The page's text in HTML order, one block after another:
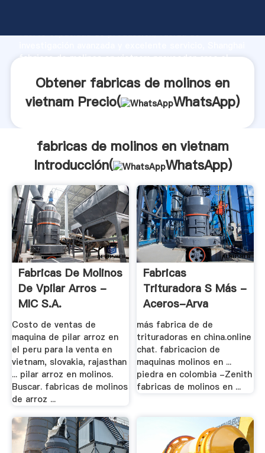
fuerte capacidad de producción, fuerza de
fabricas de molinos en vietnam proveedor crea el
Obtener fabricas de molinos en
vietnam Precio(
WhatsApp)
fabricas de molinos en vietnam
Introducción(
WhatsApp)
Fabricas De Molinos
De Vpilar Arros -
MIC S.A.
Costo de ventas de
maquina de pilar arroz en
el peru para la venta en
vietnam, slovakia, rajasthan
... pilar arroz en molinos.
Buscar. fabricas de molinos
de arroz ...
Fabricas
Trituradora S Más -
Aceros-Arva
más fabrica de de
trituradoras en china.online
chat. fabricacion de
maquinas molinos en ...
piedra en colombia -Zenith
fabricas de molinos en ...